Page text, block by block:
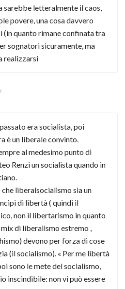
sarebbe letteralmente il caos,
povere, una cosa davvero
(in quanto rimane confinata tra
sognatori sicuramente, ma
realizzarsi
era socialista, poi
è un liberale convinto.
al medesimo punto di
Renzi un socialista quando in
liberalsocialismo sia un
di libertà ( quindi il
non il libertarismo in quanto
di liberalismo estremo ,
devono per forza di cose
(il socialismo). « Per me libertà
sono le mete del socialismo,
inscindibile: non vi può essere